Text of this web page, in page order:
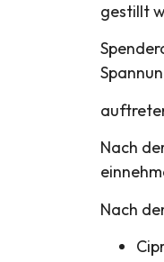
gestillt
Nach
Nach